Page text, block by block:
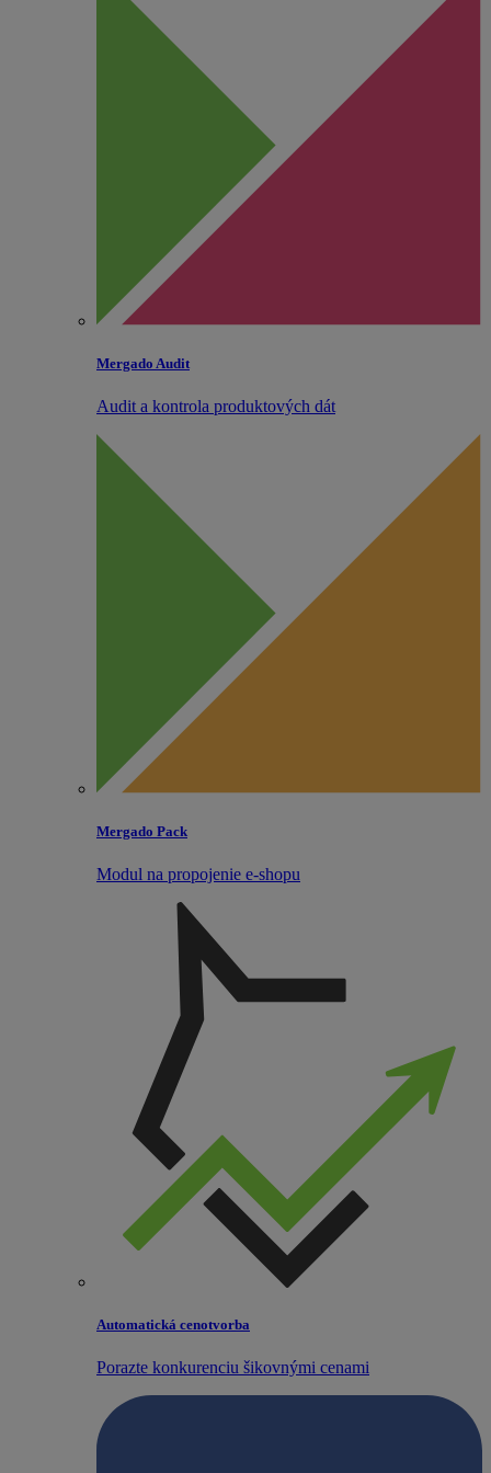
Mergado Audit
Audit a kontrola produktových dát
Mergado Pack
Modul na propojenie e‑shopu
Automatická cenotvorba
Porazte konkurenciu šikovnými cenami